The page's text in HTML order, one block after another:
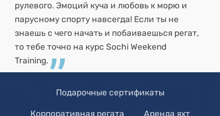
рулевого. Эмоций куча и любовь к морю и
парусному спорту навсегда! Если ты не
знаешь с чего начать и побаиваешься регат,
то тебе точно на курс Sochi Weekend
Training.
Подарочные сертификаты
Корпоративная регата Аренда яхт